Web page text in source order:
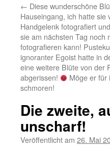
← Diese wunderschöne
Hauseingang, ich hatte sie
Handgelenk fotografiert
sie am nächsten Tag noch
fotografieren kann!
ignoranter Egoist hatte in
eine weitere Blüte von der
abgerissen!
Möge er für
schmoren!
Die zweite,
unscharf!
Veröffentlicht am 26. Mai